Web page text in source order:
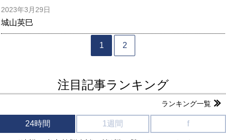
2023年3月29日
城山英巳
1 2
注目記事ランキング
ランキング一覧
24時間 1週間 f